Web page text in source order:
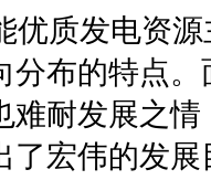
优质发电资
分布的特点
难耐发展之
了宏伟的发